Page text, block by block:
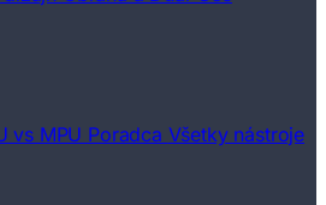
vs MPU Poradca Všetky nástroje